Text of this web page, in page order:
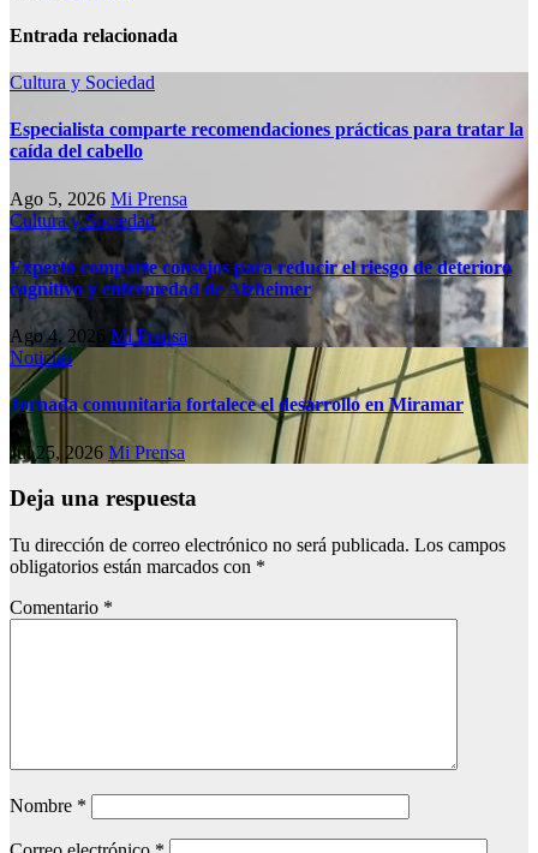
Entrada relacionada
Cultura y Sociedad
Especialista comparte recomendaciones prácticas para tratar la
caída del cabello
Ago 5, 2026 Mi Prensa
Cultura y Sociedad
Experto comparte consejos para reducir el riesgo de deterioro
cognitivo у enfermedad de Alzheimer
Ago 4, 2026 Mi Prensa
Noticias
Jornada comunitaria fortalece el desarrollo en Miramar
Jul 25, 2026 Mi Prensa
Deja una respuesta
Tu dirección de correo electrónico no será publicada. Los campos
obligatorios están marcados con *
Comentario *
Nombre *